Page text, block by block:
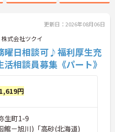
更新日：2026年08月06日
株式会社ツクイ
曜日相談可♪福利厚生充
相談員募集《パート》
円
生町1-9
館－旭川)「高砂(北海道)